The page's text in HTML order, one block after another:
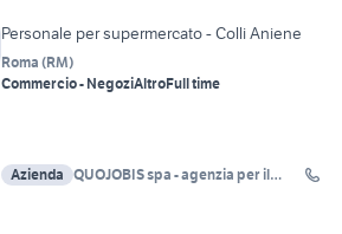
Personale per supermercato - Colli Aniene
Roma (RM)
Commercio - NegoziAltroFull time
Azienda QUOJOBIS spa - agenzia per il